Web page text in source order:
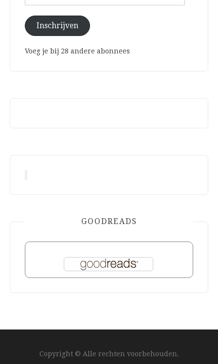
Inschrijven
Voeg je bij 28 andere abonnees
GOODREADS
Copyright © Alle rechten voorbehouden.